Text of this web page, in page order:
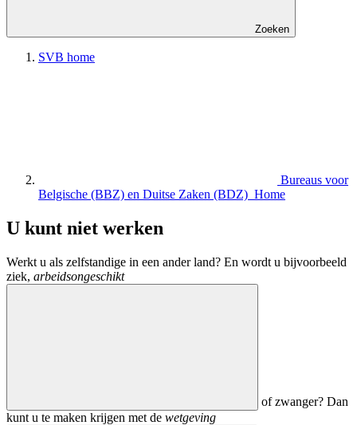
Zoeken
SVB home
Bureaus voor
Belgische (BBZ) en Duitse Zaken (BDZ) Home
U kunt niet werken
Werkt u als zelfstandige in een ander land? En wordt u bijvoorbeeld
ziek, arbeidsongeschikt
of zwanger? Dan
kunt u te maken krijgen met de wetgeving